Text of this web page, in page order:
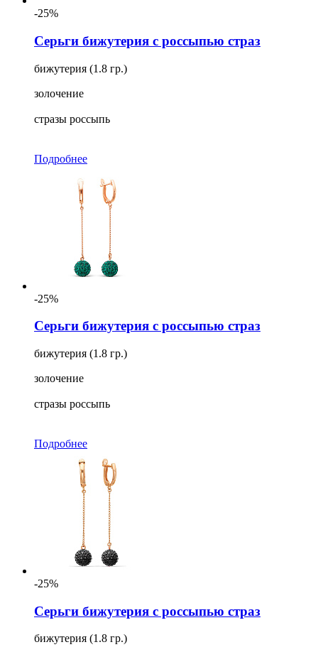
-25%
Серьги бижутерия с россыпью страз
бижутерия (1.8 гр.)
золочение
стразы россыпь
Подробнее
-25%
Серьги бижутерия с россыпью страз
бижутерия (1.8 гр.)
золочение
стразы россыпь
Подробнее
-25%
Серьги бижутерия с россыпью страз
бижутерия (1.8 гр.)